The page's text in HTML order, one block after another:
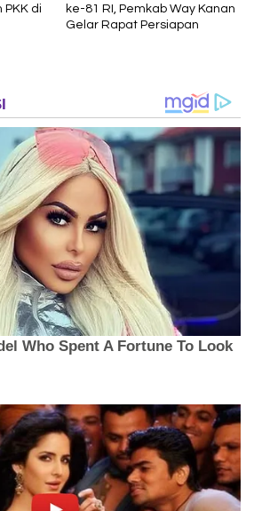
di
ke-81 RI, Pemkab Way Kanan
Gelar Rapat Persiapan